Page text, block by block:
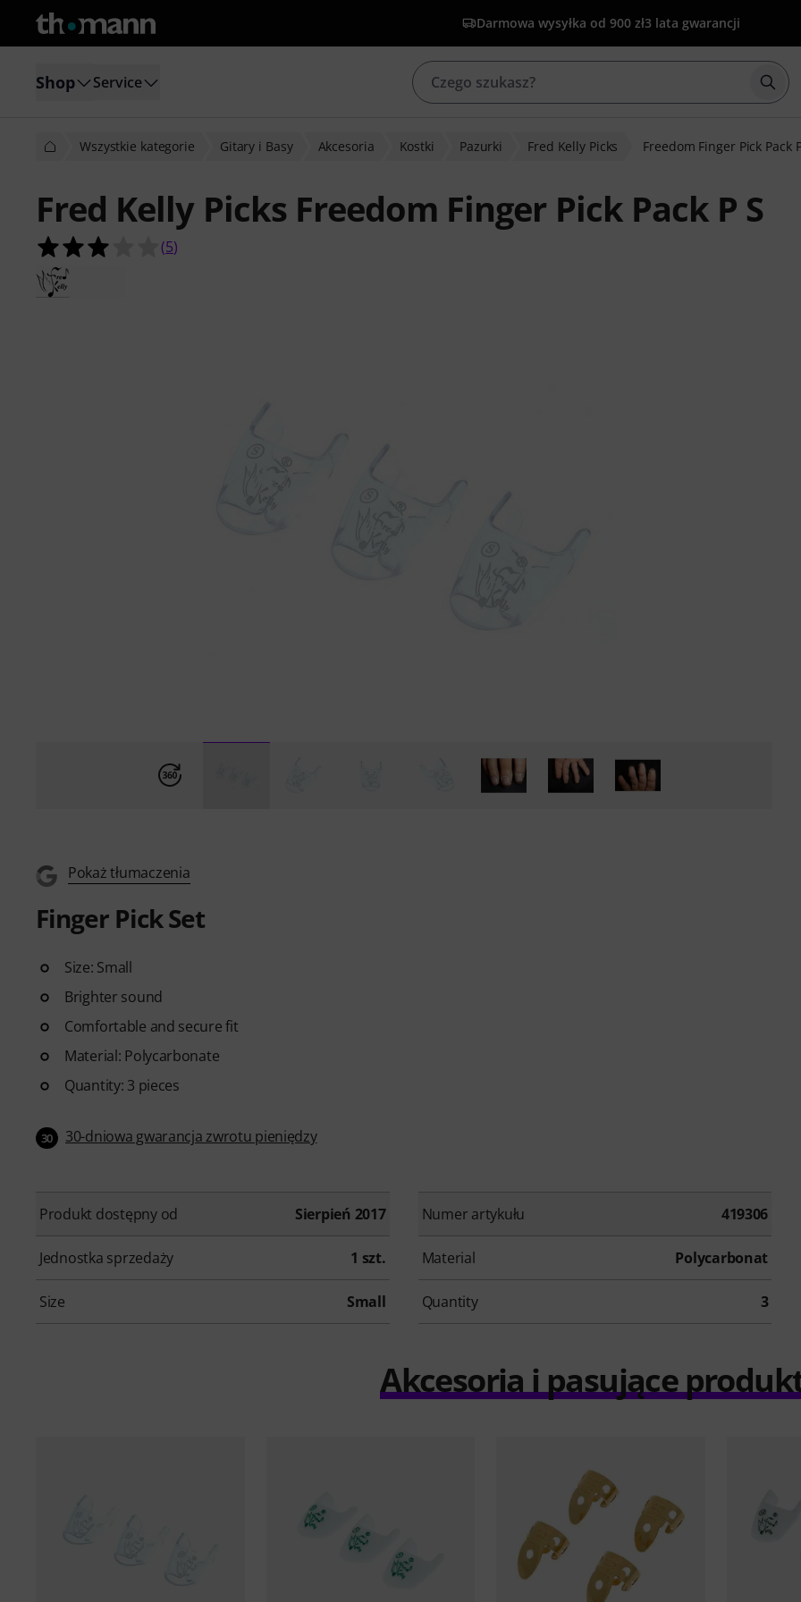
Darmowa wysyłka od 900 zł3 lata gwarancji
Shop Service
Wszystkie kategorie Gitary i Basy Akcesoria Kostki Pazurki Fred Kelly Picks Freedom Finger Pick Pack
Fred Kelly Picks Freedom Finger Pick Pack P S
3.0 na 5 gwiazdek z 5 ocen klientów
(5)
Pokaż tłumaczenia
Finger Pick Set
Size: Small
Brighter sound
Comfortable and secure fit
Material: Polycarbonate
Quantity: 3 pieces
30 30-dniowa gwarancja zwrotu pieniędzy
Produkt dostępny od Sierpień 2017 Numer artykułu 419306
Jednostka sprzedaży 1 szt. Material Polycarbonat
Size Small Quantity 3
Akcesoria i pasujące